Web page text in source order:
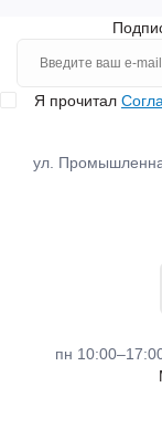
Я прочитал
ул.
пн